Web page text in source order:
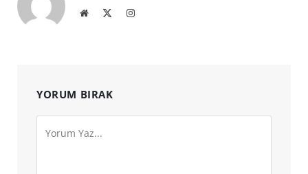
Website Instagram
YORUM BIRAK